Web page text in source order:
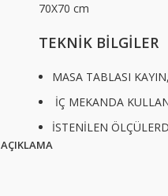
70X70 cm
TEKNİK BİLGİLER
MASA TABLASI
İÇ MEKANDA
İSTENİLEN
AÇIKLAMA